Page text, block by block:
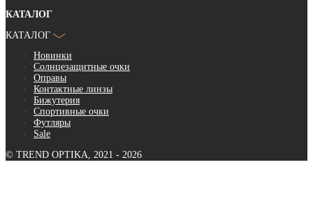
КАТАЛОГ
КАТАЛОГ
Новинки
Солнцезащитные очки
Оправы
Контактные линзы
Бижутерия
Спортивные очки
Футляры
Sale
© TREND OPTIKA, 2021 - 2026